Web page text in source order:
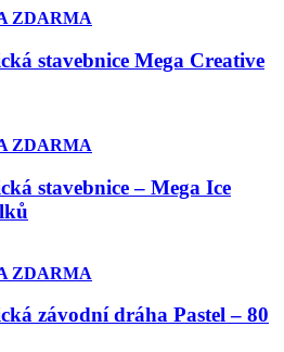
ZDARMA
stavebnice Mega Creative
ZDARMA
stavebnice – Mega Ice
ZDARMA
závodní dráha Pastel – 80